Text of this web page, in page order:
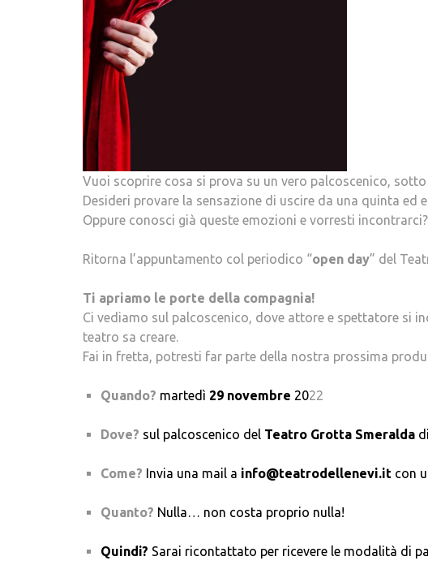
Vuoi scoprire cosa si prova su un vero palcoscenico,
Desideri provare la sensazione di uscire da una quinta ed
Oppure conosci già queste emozioni e vorresti incontrarci?
Ritorna l’appuntamento col periodico “open day” del
Ti apriamo le porte della compagnia!
Ci vediamo sul palcoscenico, dove attore e spettatore si
teatro sa creare.
Fai in fretta, potresti far parte della nostra prossima
Quando? martedì 29 novembre 2022
Dove? sul palcoscenico del Teatro Grotta Smeralda
Come? Invia una mail a info@teatrodellenevi.it con
Quanto? Nulla… non costa proprio nulla!
Quindi? Sarai ricontattato per ricevere le modalità di